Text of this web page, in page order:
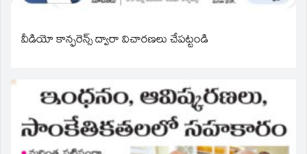
వీడియో కాన్ఫరెన్స్ ద్వారా విచారణలు చేపట్టండి